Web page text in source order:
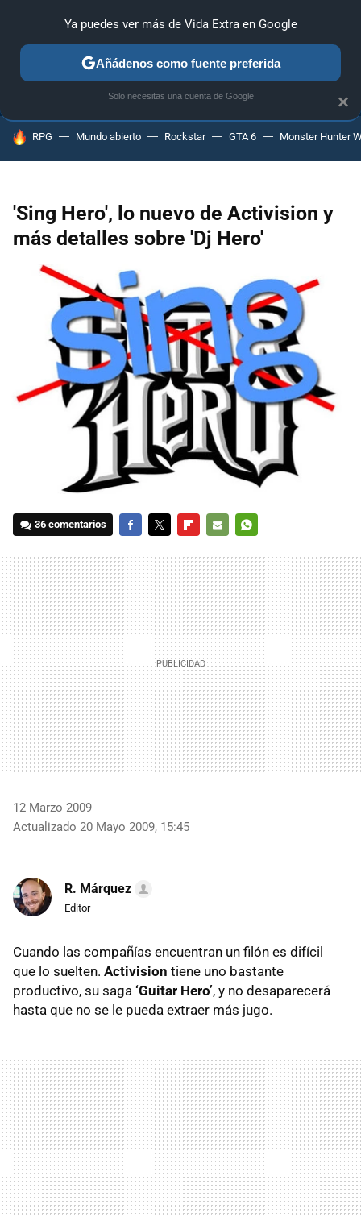
ANÁLISIS GUÍAS Y TRUCOS PC SONY NINTENDO
HOY SE HABLA DE
RPG Mundo abierto Rockstar GTA 6 Monster Hunter
'Sing Hero', lo nuevo de Activision y
más detalles sobre 'Dj Hero'
36 comentarios
MAIL
12 Marzo 2009
Actualizado 20 Mayo 2009, 15:45
R. Márquez
Editor
Cuando las compañías encuentran un filón es difícil
que lo suelten. Activision tiene uno bastante
productivo, su saga ‘Guitar Hero’, y no desaparecerá
hasta que no se le pueda extraer más jugo.
×
Ya puedes ver más de Vida Extra en Google
Añádenos como fuente preferida
Solo necesitas una cuenta de Google